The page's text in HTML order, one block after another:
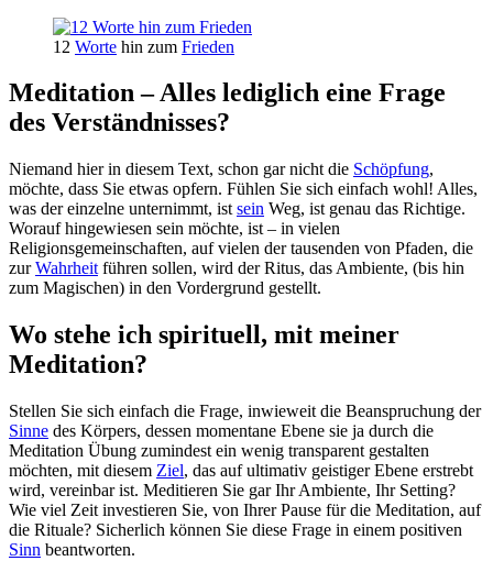
12 Worte hin zum Frieden
Meditation – Alles lediglich eine Frage
des Verständnisses?
Niemand hier in diesem Text, schon gar nicht die Schöpfung,
möchte, dass Sie etwas opfern. Fühlen Sie sich einfach wohl! Alles,
was der einzelne unternimmt, ist sein Weg, ist genau das Richtige.
Worauf hingewiesen sein möchte, ist – in vielen
Religionsgemeinschaften, auf vielen der tausenden von Pfaden, die
zurWahrheit führen sollen, wird der Ritus, das Ambiente, (bis hin
zum Magischen) in den Vordergrund gestellt.
Wo stehe ich spirituell, mit meiner
Meditation?
Stellen Sie sich einfach die Frage, inwieweit die Beanspruchung der
Sinne des Körpers, dessen momentane Ebene sie ja durch die
Meditation Übung zumindest ein wenig transparent gestalten
möchten, mit diesem Ziel, das auf ultimativ geistiger Ebene erstrebt
wird, vereinbar ist. Meditieren Sie gar Ihr Ambiente, Ihr Setting?
Wie viel Zeit investieren Sie, von Ihrer Pause für die Meditation, auf
die Rituale? Sicherlich können Sie diese Frage in einem positiven
Sinn beantworten.